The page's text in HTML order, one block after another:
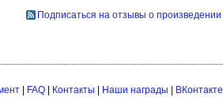
Подписаться на отзывы о произведении
| FAQ| Контакты | Наши награды | ВКонтакте